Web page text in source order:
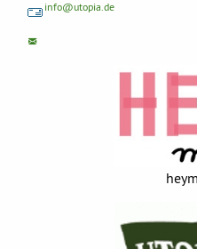
info@utopia.de